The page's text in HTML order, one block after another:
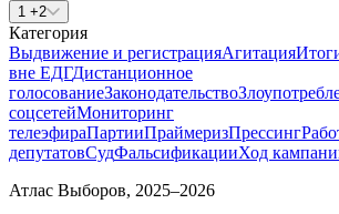
1 +2
Категория
Выдвижение и регистрацияАгитация
вне ЕДГДистанционное
голосованиеЗаконодательство
соцсетейМониторинг
телеэфираПартииПраймеризПрессинг
депутатовСудФальсификацииХод
Атлас Выборов, 2025–2026